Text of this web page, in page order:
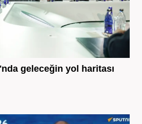
geleceğin yol haritası